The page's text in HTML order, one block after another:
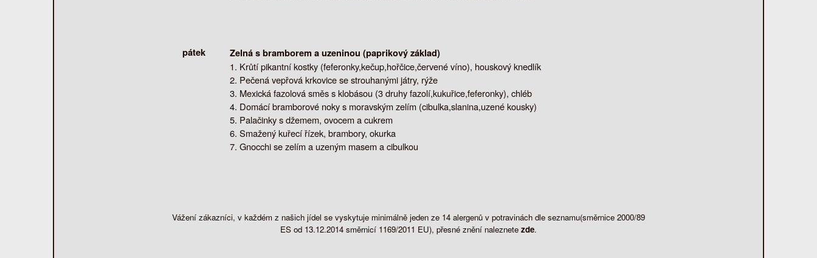
pátek
Zelná s bramborem a uzeninou (paprikový základ)
Krůtí pikantní kostky (feferonky,kečup,hořčice,červené víno), houskový knedlík
Pečená vepřová krkovice se strouhanými játry, rýže
Mexická fazolová směs s klobásou (3 druhy fazolí,kukuřice,feferonky), chléb
Domácí bramborové noky s moravským zelím (cibulka,slanina,uzené kousky)
Palačinky s džemem, ovocem a cukrem
Smažený kuřecí řízek, brambory, okurka
Gnocchi se zelím a uzeným masem a cibulkou
Vážení zákazníci, v každém z našich jídel se vyskytuje minimálně jeden ze 14 alergenů v potravinách dle seznamu(směrnice 2000/89
ES od 13.12.2014 směrnicí 1169/2011 EU), přesné znění naleznete zde.